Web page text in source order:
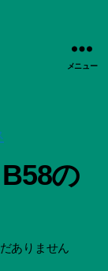
メニュー
の
ありません